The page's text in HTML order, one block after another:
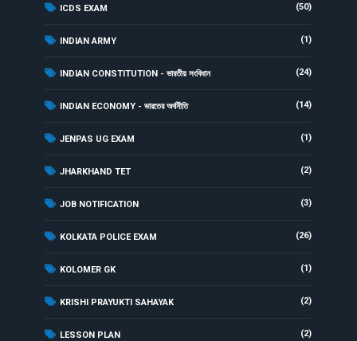
ICDS EXAM (50)
INDIAN ARMY (1)
INDIAN CONSTITUTION - ভারতীয় সংবিধান (24)
INDIAN ECONOMY - ভারতের অর্থনীতি (14)
JENPAS UG EXAM (1)
JHARKHAND TET (2)
JOB NOTIFICATION (3)
KOLKATA POLICE EXAM (26)
KOLOMER GK (1)
KRISHI PRAYUKTI SAHAYAK (2)
LESSON PLAN (2)